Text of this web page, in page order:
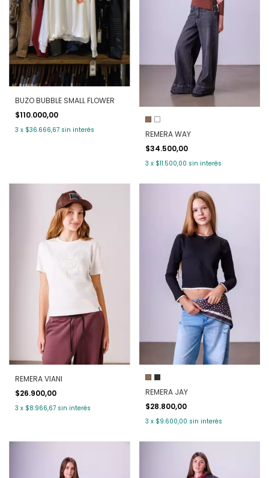
BUZO BUBBLE SMALL FLOWER
$110.000,00
3 x $36.666,67 sin interés
REMERA WAY
$34.500,00
3 x $11.500,00 sin interés
REMERA VIANI
$26.900,00
3 x $8.966,67 sin interés
REMERA JAY
$28.800,00
3 x $9.600,00 sin interés